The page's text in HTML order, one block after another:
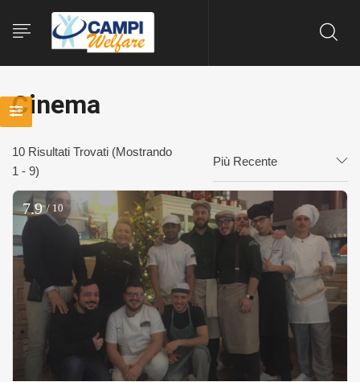
Cinema
10 Risultati Trovati (Mostrando
1 - 9)
Più Recente
7.9/ 10